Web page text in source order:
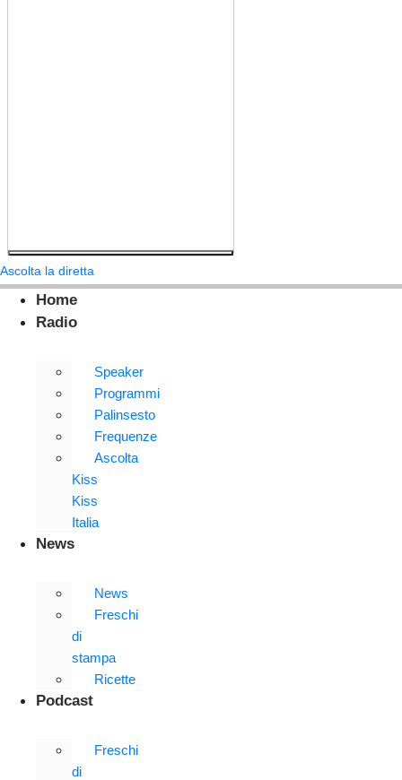
Ascolta la diretta
Home
Radio
Speaker
Programmi
Palinsesto
Frequenze
Ascolta
Kiss
Kiss
Italia
News
News
Freschi
di
stampa
Ricette
Podcast
Freschi
di